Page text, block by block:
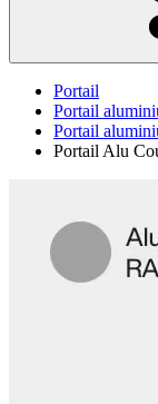
Portail
Portail
Portail
Portail Alu